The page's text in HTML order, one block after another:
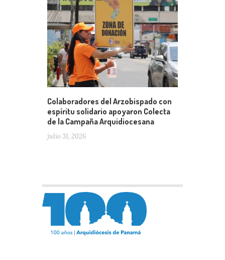
Colaboradores del Arzobispado con
espíritu solidario apoyaron Colecta
de la Campaña Arquidiocesana
julio 31, 2026